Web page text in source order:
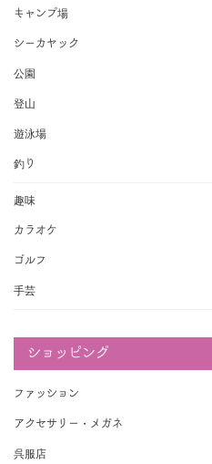
キャンプ場
シーカヤック
公園
登山
遊泳場
釣り
趣味
カラオケ
ゴルフ
手芸
ショッピング
ファッション
アクセサリー・メガネ
呉服店